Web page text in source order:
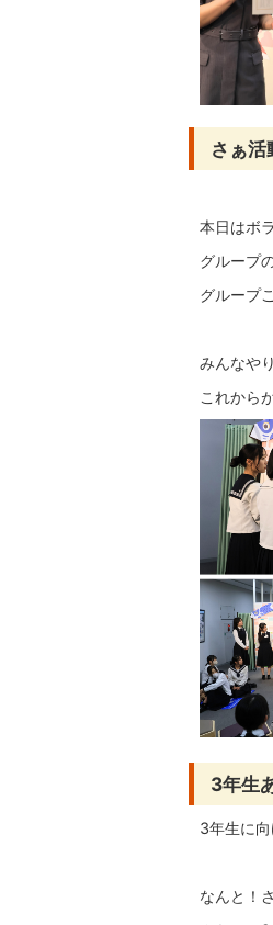
さぁ活
本日はボ
グループ
グループ
みんなや
これから
3年生
3年生に
なんと！